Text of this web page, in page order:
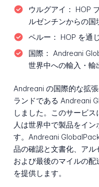
ウルグアイ： HOP
ルゼンチンからの
ペルー： HOP を通
国際： Andreani
世界中への輸入・輸
Andreani の国際的な拡
ランドである Andreani
しました。このサービ
人は世界中で製品をイ
す。Andreani
品の確認と文書化、アル
および最後のマイルの
を提供します。